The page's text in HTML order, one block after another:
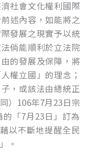
社會文化權利國際
述內容，如能將之
發展之現實予以統
倘能順利於立法院
的發展及保障，將
權立國」的理念；
，或該法由總統正
）106年7月23日宗
「7月23日」訂為
以不斷地提醒全民
。